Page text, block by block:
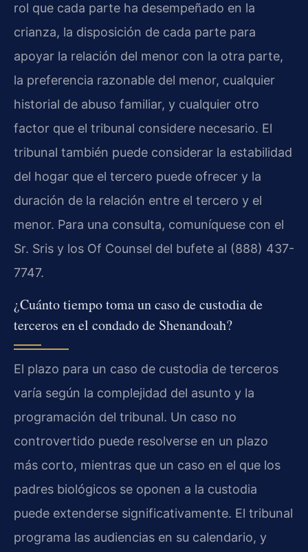
rol que cada parte ha desempeñado en la
crianza, la disposición de cada parte para
apoyar la relación del menor con la otra parte,
la preferencia razonable del menor, cualquier
historial de abuso familiar, y cualquier otro
factor que el tribunal considere necesario. El
tribunal también puede considerar la estabilidad
del hogar que el tercero puede ofrecer y la
duración de la relación entre el tercero y el
menor. Para una consulta, comuníquese con el
Sr. Sris y los Of Counsel del bufete al (888) 437-
7747.
¿Cuánto tiempo toma un caso de custodia de
terceros en el condado de Shenandoah?
El plazo para un caso de custodia de terceros
varía según la complejidad del asunto y la
programación del tribunal. Un caso no
controvertido puede resolverse en un plazo
más corto, mientras que un caso en el que los
padres biológicos se oponen a la custodia
puede extenderse significativamente. El tribunal
programa las audiencias en su calendario, y